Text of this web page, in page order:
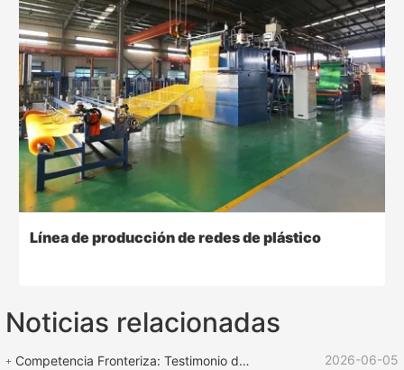
Línea de producción de redes de plástico
Noticias relacionadas
Competencia Fronteriza: Testimonio de Fuerza | Equipo ROPENET Apoya la Competencia de Cuerdas "Copa de Rescate Lu Zhen"
2026-06-05